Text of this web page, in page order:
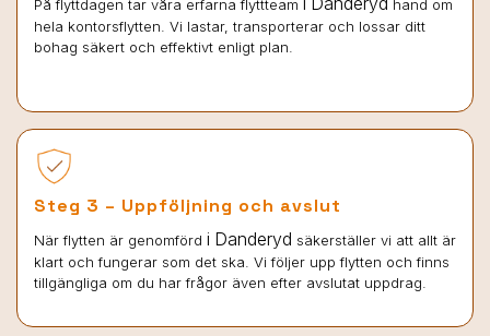
På flyttdagen tar våra erfarna flyttteam
hand om
hela kontorsflytten. Vi lastar, transporterar och lossar ditt
bohag säkert och effektivt enligt plan.
Steg 3 – Uppföljning och avslut
När flytten är genomförd i Danderyd säkerställer vi att allt är
klart och fungerar som det ska. Vi följer upp flytten och finns
tillgängliga om du har frågor även efter avslutat uppdrag.